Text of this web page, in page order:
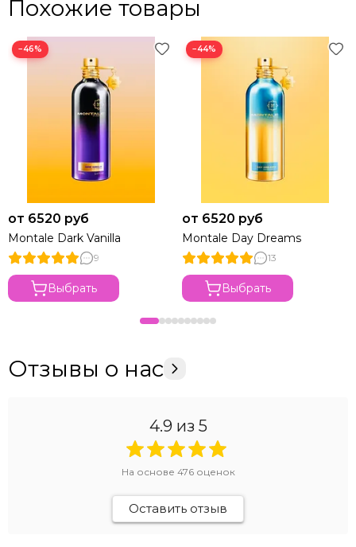
Похожие товары
−46%
от 6520 руб
Montale Dark Vanilla
9
Выбрать
−44%
от 6520 руб
Montale Day Dreams
13
Выбрать
Отзывы о нас
4.9 из 5
На основе 476оценок
Оставить отзыв